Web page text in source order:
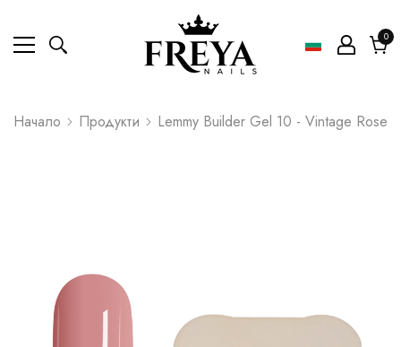
00
Начало Продукти Lemmy Builder Gel 10 - Vintage Rose